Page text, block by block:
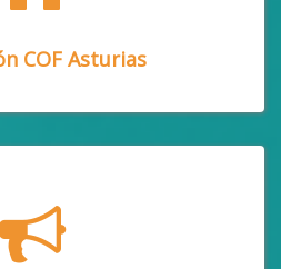
COF Asturias